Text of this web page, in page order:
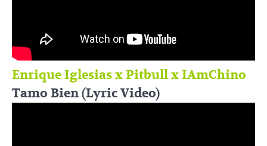
Enrique Iglesias x Pitbull x IAmChino
Tamo Bien (Lyric Video)